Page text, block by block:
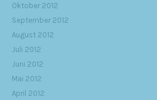
Oktober 2012
September 2012
August 2012
Juli 2012
Juni 2012
Mai 2012
April 2012